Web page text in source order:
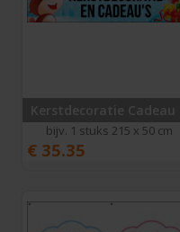
Kerstdecoratie Cadeau
bijv. 1 stuks 215 x 50 cm
€ 35.35